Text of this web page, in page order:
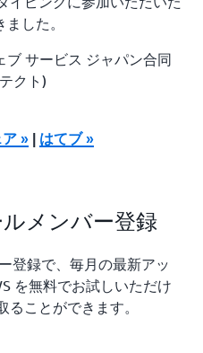
した。
サービス ジャパン合同
クト)
» はてブ »
メンバー登録
登録で、毎月の最新アッ
を無料でお試しいただけ
ることができます。